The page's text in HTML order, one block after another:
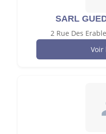
SARL
2 Rue Des
Voir